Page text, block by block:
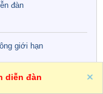
đàn
giới hạn
diễn đàn